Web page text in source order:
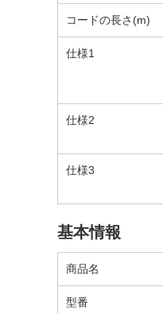
コードの長さ(m)
仕様1
仕様2
仕様3
基本情報
商品名
型番